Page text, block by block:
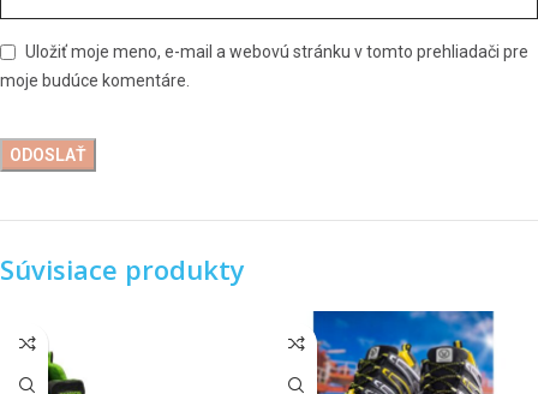
Uložiť moje meno, e-mail a webovú stránku v tomto prehliadači pre
moje budúce komentáre.
Súvisiace produkty